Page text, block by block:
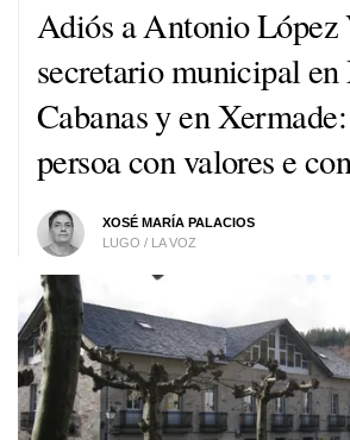
Adiós a Antonio López
secretario municipal en
Cabanas y en Xermade:
persoa con valores e
XOSÉ MARÍA PALACIOS
LUGO / LA VOZ